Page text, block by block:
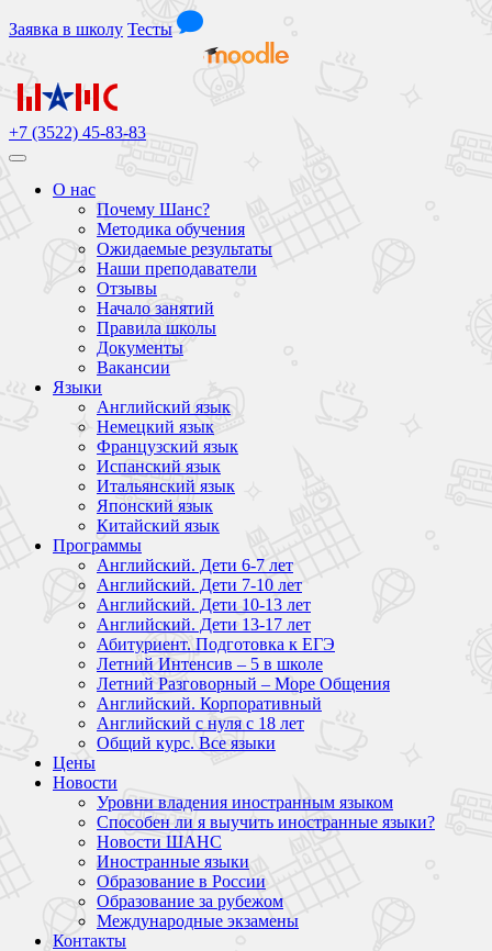
Заявка в школу Тесты
+7 (3522) 45-83-83
О нас
Почему Шанс?
Методика обучения
Ожидаемые результаты
Наши преподаватели
Отзывы
Начало занятий
Правила школы
Документы
Вакансии
Языки
Английский язык
Немецкий язык
Французский язык
Испанский язык
Итальянский язык
Японский язык
Китайский язык
Программы
Английский. Дети 6-7 лет
Английский. Дети 7-10 лет
Английский. Дети 10-13 лет
Английский. Дети 13-17 лет
Абитуриент. Подготовка к ЕГЭ
Летний Интенсив – 5 в школе
Летний Разговорный – Море Общения
Английский. Корпоративный
Английский с нуля с 18 лет
Общий курс. Все языки
Цены
Новости
Уровни владения иностранным языком
Способен ли я выучить иностранные языки?
Новости ШАНС
Иностранные языки
Образование в России
Образование за рубежом
Международные экзамены
Контакты